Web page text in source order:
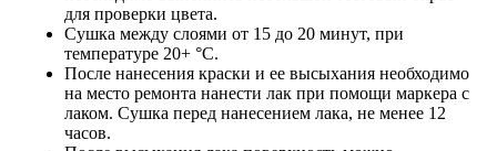
для проверки цвета.
Сушка между слоями от 15 до 20 минут, при
температуре 20+ °С.
После нанесения краски и ее высыхания необходимо
на место ремонта нанести лак при помощи маркера с
лаком. Сушка перед нанесением лака, не менее 12
часов.